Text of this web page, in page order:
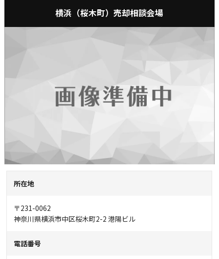
横浜（桜木町）売却相談会場
所在地
〒231-0062
神奈川県横浜市中区桜木町2-2 港陽ビル
電話番号